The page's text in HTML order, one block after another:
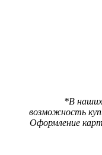
*В
возможность
Оформление